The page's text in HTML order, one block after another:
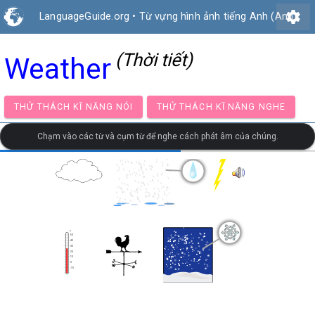
LanguageGuide.org • Từ vựng hình ảnh tiếng Anh (Anh)
settings
Weather (Thời tiết)
THỬ THÁCH KĨ NĂNG NÓI THỬ THÁCH KĨ NĂNG
Chạm vào các từ và cụm từ để nghe cách phát âm của chúng.